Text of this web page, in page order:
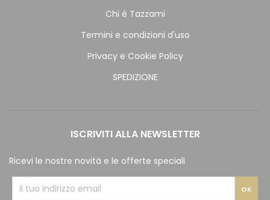
Chi è Tazzami
Termini e condizioni d'uso
Privacy e Cookie Policy
SPEDIZIONE
ISCRIVITI ALLA NEWSLETTER
Ricevi le nostre novità e le offerte speciali